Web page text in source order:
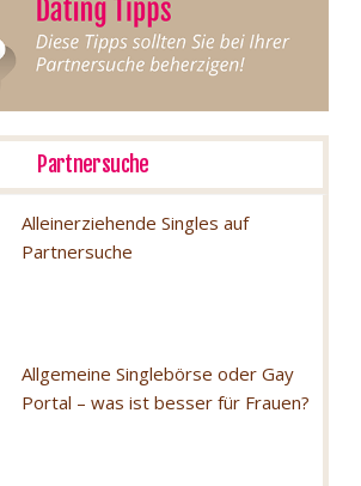
Partnersuche
Alleinerziehende Singles auf
Partnersuche
Allgemeine Singlebörse oder Gay
Portal – was ist besser für Frauen?